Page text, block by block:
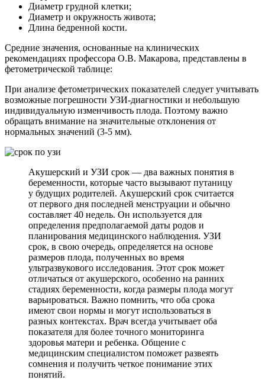
Диаметр грудной клетки;
Диаметр и окружность живота;
Длина бедренной кости.
Средние значения, основанные на клинических
рекомендациях профессора О.В. Макарова, представлены в
фетометрической таблице:
При анализе фетометрических показателей следует учитывать
возможные погрешности УЗИ-диагностики и небольшую
индивидуальную изменчивость плода. Поэтому важно
обращать внимание на значительные отклонения от
нормальных значений (3-5 мм).
Акушерский и УЗИ срок — два важных понятия в
беременности, которые часто вызывают путаницу
у будущих родителей. Акушерский срок считается
от первого дня последней менструации и обычно
составляет 40 недель. Он используется для
определения предполагаемой даты родов и
планирования медицинского наблюдения. УЗИ
срок, в свою очередь, определяется на основе
размеров плода, полученных во время
ультразвукового исследования. Этот срок может
отличаться от акушерского, особенно на ранних
стадиях беременности, когда размеры плода могут
варьироваться. Важно помнить, что оба срока
имеют свои нормы и могут использоваться в
разных контекстах. Врач всегда учитывает оба
показателя для более точного мониторинга
здоровья матери и ребенка. Общение с
медицинским специалистом поможет развеять
сомнения и получить четкое понимание этих
понятий.